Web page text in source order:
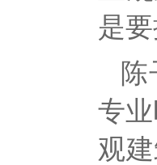
是
专
观